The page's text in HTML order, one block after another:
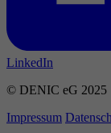
LinkedIn
© DENIC eG 2025
Impressum